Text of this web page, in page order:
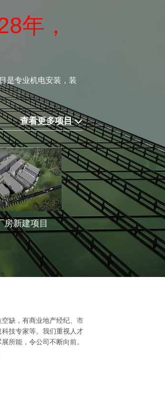
年，
是专业机电安装，装
查看更多项目
房新建项目 诺和诺德厂房扩建项
天津2023
2023年
缺，有商业地产经纪、市
技专家等。我们重视人才
所能，令公司不断向前。